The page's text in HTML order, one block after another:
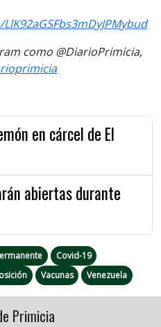
como @DiarioPrimicia,
en cárcel de El
abiertas durante
Covid-19
Vacunas Venezuela
Primicia